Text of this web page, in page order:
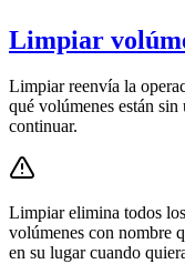
Limpiar
Limpiar reenvía la
qué volúmenes están
continuar.
Limpiar elimina todos
volúmenes con nombre
en su lugar cuando